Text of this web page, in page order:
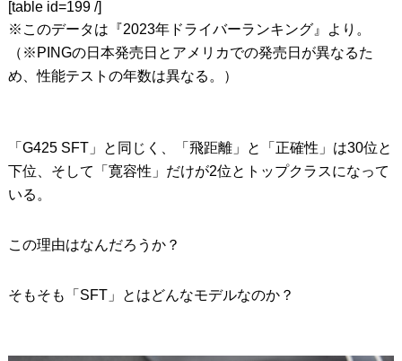
[table id=199 /]
※このデータは『2023年ドライバーランキング』より。
（※PINGの日本発売日とアメリカでの発売日が異なるた
め、性能テストの年数は異なる。）
「G425 SFT」と同じく、「飛距離」と「正確性」は30位と
下位、そして「寛容性」だけが2位とトップクラスになって
いる。
この理由はなんだろうか？
そもそも「SFT」とはどんなモデルなのか？